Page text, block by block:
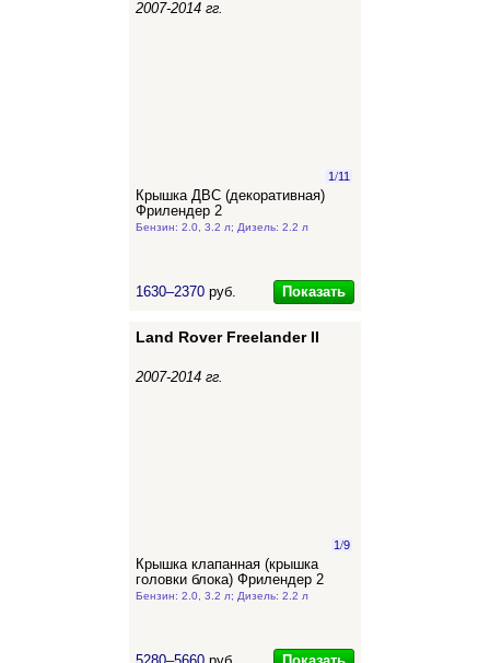
2007-2014 гг.
1/11
Крышка ДВС (декоративная)
Фрилендер 2
Бензин: 2.0, 3.2 л; Дизель: 2.2 л
1630–2370 руб. Показать
Land Rover Freelander II
2007-2014 гг.
1/9
Крышка клапанная (крышка
головки блока) Фрилендер 2
Бензин: 2.0, 3.2 л; Дизель: 2.2 л